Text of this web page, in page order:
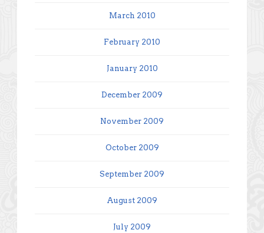
March 2010
February 2010
January 2010
December 2009
November 2009
October 2009
September 2009
August 2009
July 2009